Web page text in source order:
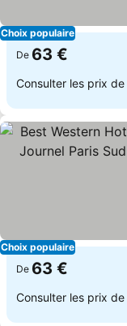
Choix populaire
De 63 €
Consulter les prix de
Choix populaire
De 63 €
Consulter les prix de